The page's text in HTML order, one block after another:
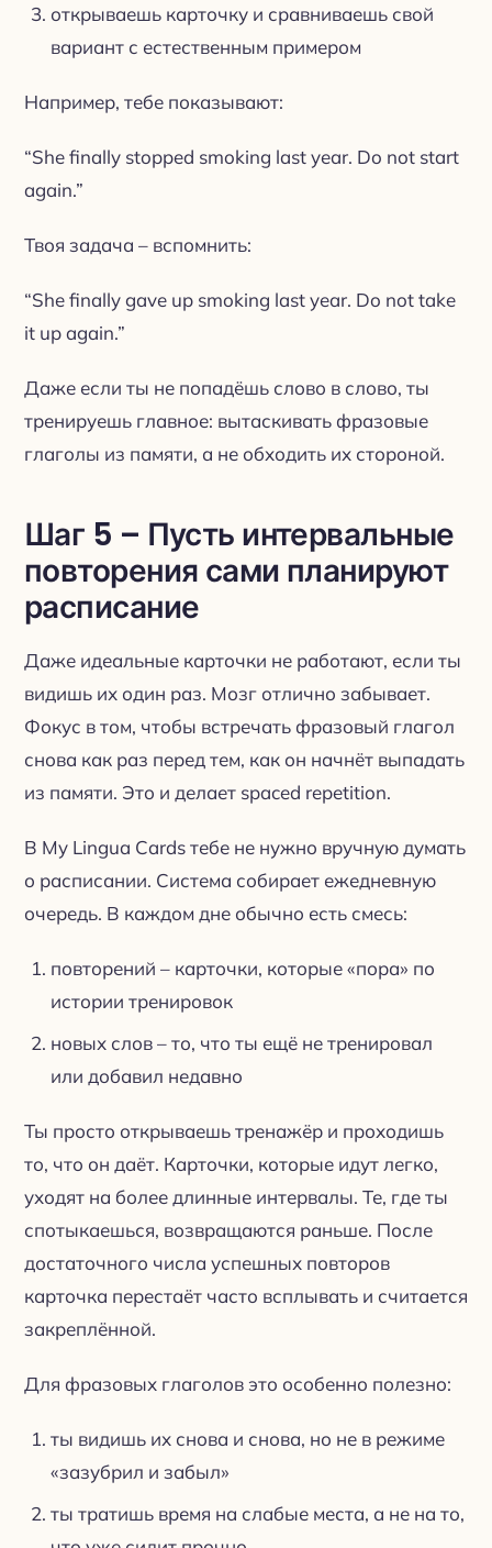
открываешь карточку и сравниваешь свой
вариант с естественным примером
Например, тебе показывают:
“She finally stopped smoking last year. Do not start
again.”
Твоя задача – вспомнить:
“She finally gave up smoking last year. Do not take
it up again.”
Даже если ты не попадёшь слово в слово, ты
тренируешь главное: вытаскивать фразовые
глаголы из памяти, а не обходить их стороной.
Шаг 5 – Пусть интервальные
повторения сами планируют
расписание
Даже идеальные карточки не работают, если ты
видишь их один раз. Мозг отлично забывает.
Фокус в том, чтобы встречать фразовый глагол
снова как раз перед тем, как он начнёт выпадать
из памяти. Это и делает spaced repetition.
В My Lingua Cards тебе не нужно вручную думать
о расписании. Система собирает ежедневную
очередь. В каждом дне обычно есть смесь:
повторений – карточки, которые «пора» по
истории тренировок
новых слов – то, что ты ещё не тренировал
или добавил недавно
Ты просто открываешь тренажёр и проходишь
то, что он даёт. Карточки, которые идут легко,
уходят на более длинные интервалы. Те, где ты
спотыкаешься, возвращаются раньше. После
достаточного числа успешных повторов
карточка перестаёт часто всплывать и считается
закреплённой.
Для фразовых глаголов это особенно полезно:
ты видишь их снова и снова, но не в режиме
«зазубрил и забыл»
ты тратишь время на слабые места, а не на то,